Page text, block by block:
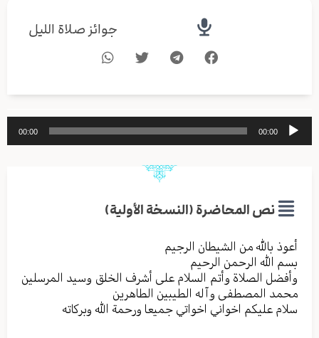
جوائز صلاة الليل
مشغل
الصوت
00:00
00:00
نص المحاضرة (النسخة الأولية)
أعوذ بالله من الشیطان الرجیم
بسم الله الرحمن الرحیم
وأفضل الصلاة وأتم السلام علی أشرف الخلق وسید المرسلین
محمد المصطفی وآله الطیبین الطاهرین
سلام علیکم اخواني اخواتي جمیعا ورحمة الله وبرکاته